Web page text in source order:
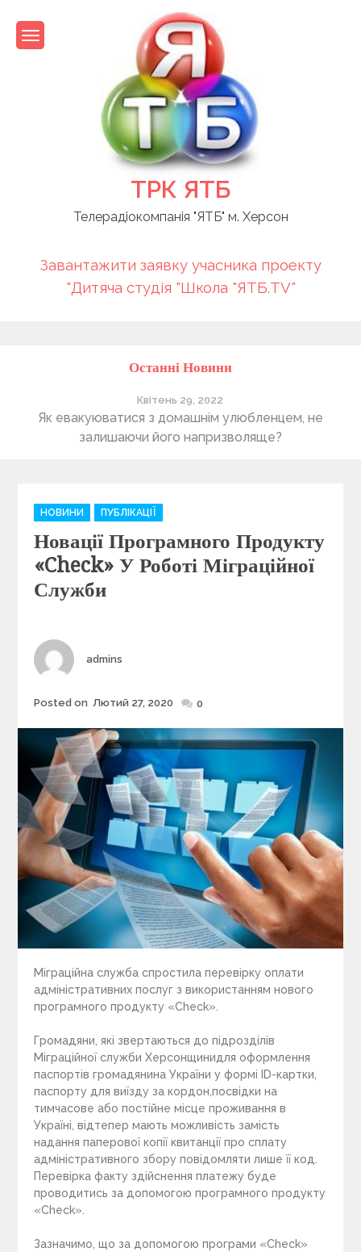
content
ТРК ЯТБ
Телерадіокомпанія "ЯТБ" м. Херсон
Завантажити заявку учасника проекту
"Дитяча студія "Школа "ЯТБ.TV"
Останні Новини
Квітень 29, 2022
Як евакуюватися з домашнім улюбленцем, не
залишаючи його напризволяще?
C
a
o
e
s
НОВИНИ ПУБЛІКАЦІЇ
Новації Програмного Продукту
«Check» У Роботі Міграційної
Служби
Author
admins
Posted
Posted on Лютий 27, 2020 0
Міграційна служба спростила перевірку оплати
адміністративних послуг з використанням нового
програмного продукту «Check».
Громадяни, які звертаються до підрозділів
Міграційної служби Херсонщинидля оформлення
паспортів громадянина України у формі ID-картки,
паспорту для виїзду за кордон,посвідки на
тимчасове або постійне місце проживання в
Україні, відтепер мають можливість замість
надання паперової копії квитанції про сплату
адміністративного збору повідомляти лише її код.
Перевірка факту здійснення платежу буде
проводитись за допомогою програмного продукту
«Check».
Зазначимо, що за допомогою програми «Check»